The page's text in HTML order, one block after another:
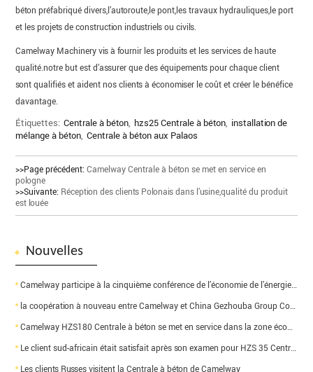
béton préfabriqué divers,l’autoroute,le pont,les travaux hydrauliques,le port
et les projets de construction industriels ou civils.
Camelway Machinery vis à fournir les produits et les services de haute
qualité.notre but est d’assurer que des équipements pour chaque client
sont qualifiés et aident nos clients à économiser le coût et créer le bénéfice
davantage.
Étiquettes: Centrale à béton, hzs25 Centrale à béton, installation de
mélange à béton, Centrale à béton aux Palaos
>>Page précédent:Camelway Centrale à béton se met en service en
pologne
>>Suivante: Réception des clients Polonais dans l’usine,qualité du produit
est louée
Nouvelles
Camelway participe à la cinquième conférence de l’économie de l’énergie de ciment et de l’échange de
la coopération à nouveau entre Camelway et China Gezhouba Group Corporation
Camelway HZS180 Centrale à béton se met en service dans la zone économique d’aéroport de Zhengzhou
Le client sud-africain était satisfait après son examen pour HZS 35 Centrale à béton
Les clients Russes visitent la Centrale à béton de Camelway